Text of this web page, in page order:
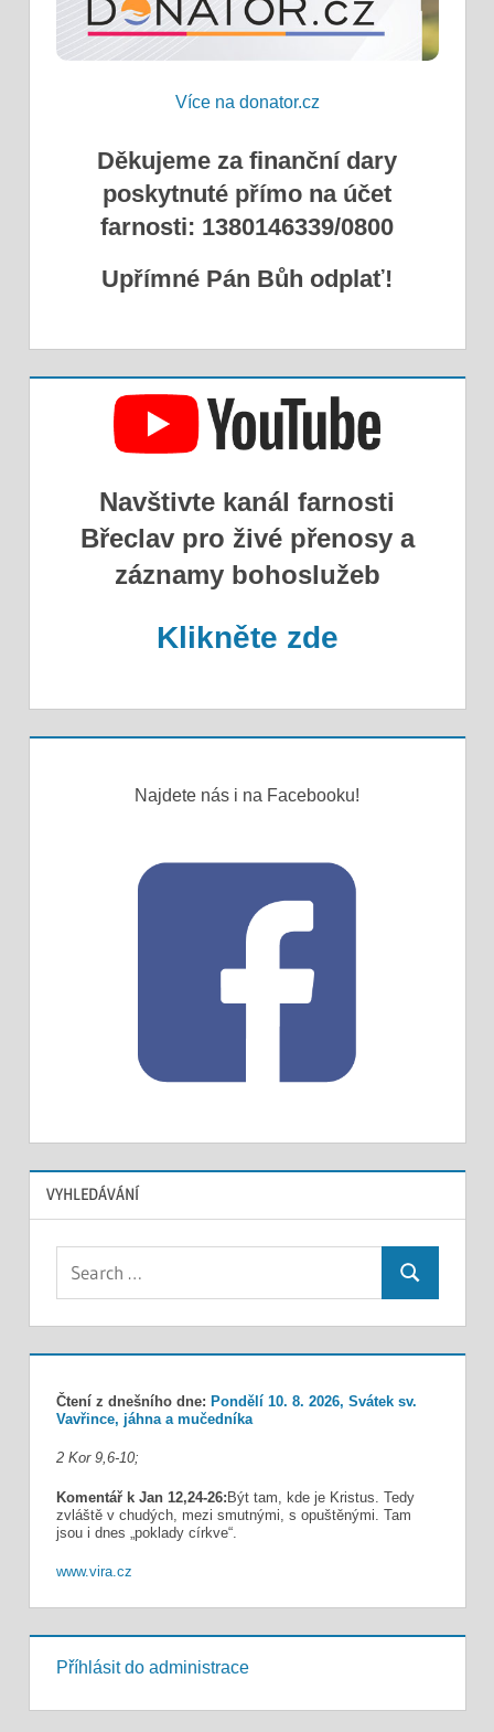
Více na donator.cz
Děkujeme za finanční dary
poskytnuté přímo na účet
farnosti: 1380146339/0800
Upřímné Pán Bůh odplať!
Navštivte kanál farnosti
Břeclav pro živé přenosy a
záznamy bohoslužeb
Klikněte zde
Najdete nás i na Facebooku!
VYHLEDÁVÁNÍ
Search
Čtení z dnešního dne: Pondělí 10. 8. 2026, Svátek sv.
Vavřince, jáhna a mučedníka
2 Kor 9,6-10;
Komentář k Jan 12,24-26:Být tam, kde je Kristus. Tedy
zvláště v chudých, mezi smutnými, s opuštěnými. Tam
jsou i dnes „poklady církve“.
www.vira.cz
Příhlásit do administrace